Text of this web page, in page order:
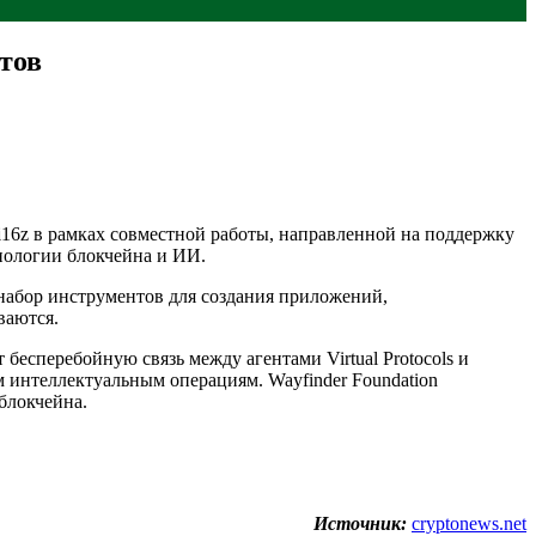
в рамках совместной работы, направленной на поддержку
блокчейна и ИИ.
инструментов для создания приложений,
бесперебойную связь между агентами Virtual Protocols и
операциям. Wayfinder Foundation
Источник: cryptonews.net